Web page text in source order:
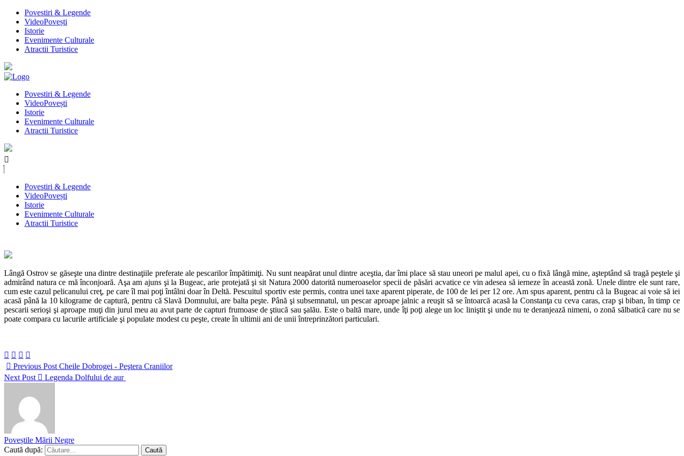
Povestiri & Legende
VideoPovești
Istorie
Evenimente Culturale
Atractii Turistice
Povestiri & Legende
VideoPovești
Istorie
Evenimente Culturale
Atractii Turistice
Povestiri & Legende
VideoPovești
Istorie
Evenimente Culturale
Atractii Turistice
Lângă Ostrov se găseşte una dintre destinaţiile preferate ale pescarilor împătimiţi. Nu sunt neapărat unul dintre aceştia, dar îmi place să stau uneori pe malul apei, cu o fixă lângă mine, aşteptând să tragă peştele şi
admirând natura ce mă înconjoară. Aşa am ajuns şi la Bugeac, arie protejată şi sit Natura 2000 datorită numeroaselor specii de păsări acvatice ce vin adesea să ierneze în această zonă. Unele dintre ele sunt rare,
cum este cazul pelicanului creţ, pe care îl mai poţi întâlni doar în Deltă. Pescuitul sportiv este permis, contra unei taxe aparent piperate, de 100 de lei per 12 ore. Am spus aparent, pentru că la Bugeac ai voie să iei
acasă până la 10 kilograme de captură, pentru că Slavă Domnului, are balta peşte. Până şi subsemnatul, un pescar aproape jalnic a reuşit să se întoarcă acasă la Constanţa cu ceva caras, crap şi biban, în timp ce
pescarii serioşi şi aproape muţi din jurul meu au avut parte de capturi frumoase de ştiucă sau şalău. Este o baltă mare, unde îţi poţi alege un loc liniştit şi unde nu te deranjează nimeni, o zonă sălbatică care nu se
poate compara cu lacurile artificiale şi populate modest cu peşte, create în ultimii ani de unii întreprinzători particulari.
Previous Post Cheile Dobrogei - Peştera Craniilor
Next Post
Legenda Dolfului de aur
Poveștile Mării Negre
Caută după: